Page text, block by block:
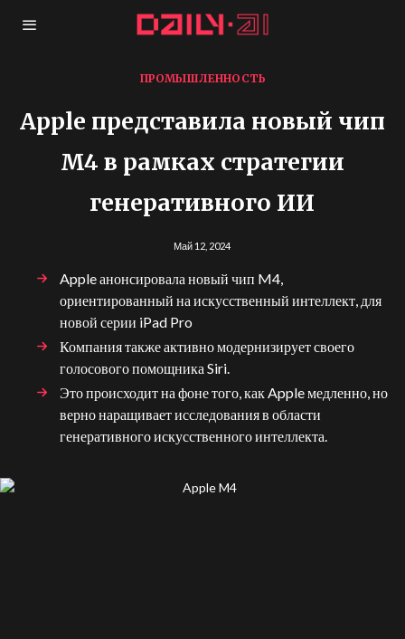
ПРОМЫШЛЕННОСТЬ
Apple представила новый чип
M4 в рамках стратегии
генеративного ИИ
Май 12, 2024
Apple анонсировала новый чип M4,
ориентированный на искусственный интеллект, для
новой серии iPad Pro
Компания также активно модернизирует своего
голосового помощника Siri.
Это происходит на фоне того, как Apple медленно, но
верно наращивает исследования в области
генеративного искусственного интеллекта.